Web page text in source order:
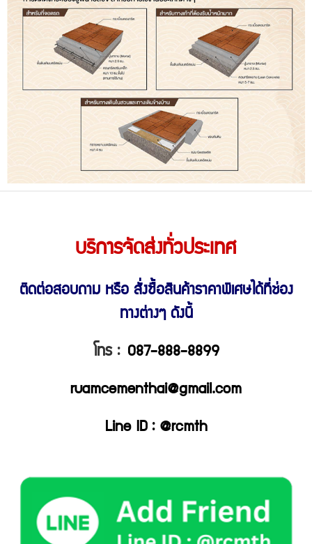
บริการจัดส่งทั่วประเทศ
ติดต่อสอบถาม หรือ สั่งซื้อสินค้าราคาพิเศษได้ที่ช่อง
ทางต่างๆ ดังนี้
โทร : 087-888-8899
ruamcementhai@gmail.com
Line ID : @rcmth